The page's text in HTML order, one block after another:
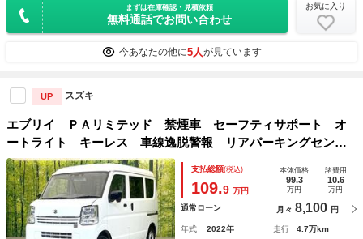
まずは在庫確認・見積依頼
無料通話でお問い合わせ
お気に入り
今あなたの他に5人が見ています
UP スズキ
エブリイ ＰＡリミテッド 禁煙車 セーフティサポート オ
ートライト キーレス 車線逸脱警報 リアパーキングセンサ
ー パワーウィンドウ
支払総額(税込)
109.9 万円
本体価格
99.3
万円
諸費用
10.6
万円
通常ローン 月々 8,100 円
年式 2022年 走行
4.7万km